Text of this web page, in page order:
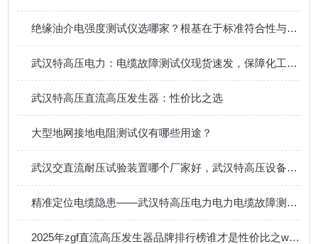
绝缘油介电强度测试仪选哪家？根基在于标准符合性与操作安全性
武汉特高压电力：电缆故障测试仪现货速发，保障化工电力电缆高效运维​
武汉特高压直流高压发生器：性价比之选
大型地网接地电阻测试仪有哪些用途？
武汉交直流耐压试验装置哪个厂家好，武汉特高压设备化工特殊场景适配分析
精准定位电缆隐患——武汉特高压电力电力电缆故障测试仪获用户广泛认可
2025年zgf直流高压发生器品牌排行榜谁才是性价比之wang“”